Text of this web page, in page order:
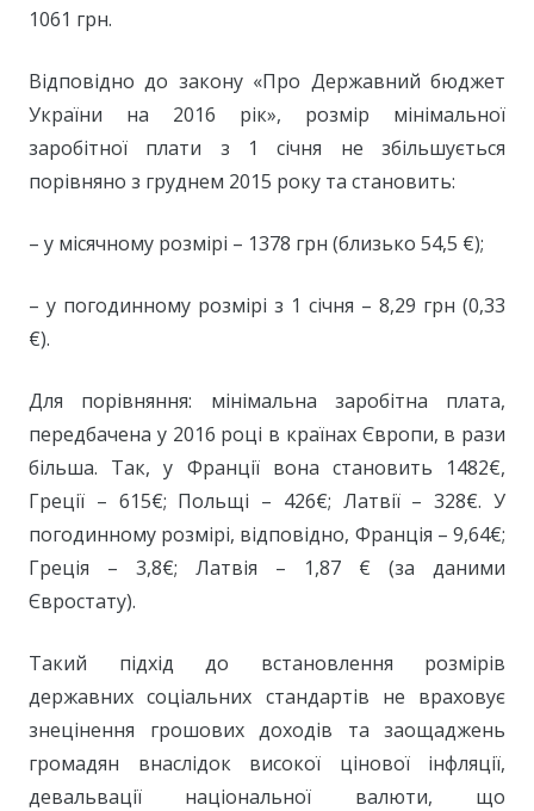
1061 грн.
Відповідно до закону «Про Державний бюджет
України на 2016 рік», розмір мінімальної
заробітної плати з 1 січня не збільшується
порівняно з груднем 2015 року та становить:
– у місячному розмірі – 1378 грн (близько 54,5 €);
– у погодинному розмірі з 1 січня – 8,29 грн (0,33
€).
Для порівняння: мінімальна заробітна плата,
передбачена у 2016 році в країнах Європи, в рази
більша. Так, у Франції вона становить 1482€,
Греції – 615€; Польщі – 426€; Латвії – 328€. У
погодинному розмірі, відповідно, Франція – 9,64€;
Греція – 3,8€; Латвія – 1,87 € (за даними
Євростату).
Такий підхід до встановлення розмірів
державних соціальних стандартів не враховує
знецінення грошових доходів та заощаджень
громадян внаслідок високої цінової інфляції,
девальвації національної валюти, що